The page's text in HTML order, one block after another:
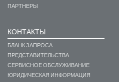
ПАРТНЕРЫ
КОНТАКТЫ
БЛАНК ЗАПРОСА
ПРЕДСТАВИТЕЛЬСТВА
СЕРВИСНОЕ ОБСЛУЖИВАНИЕ
ЮРИДИЧЕСКАЯ ИНФОРМАЦИЯ